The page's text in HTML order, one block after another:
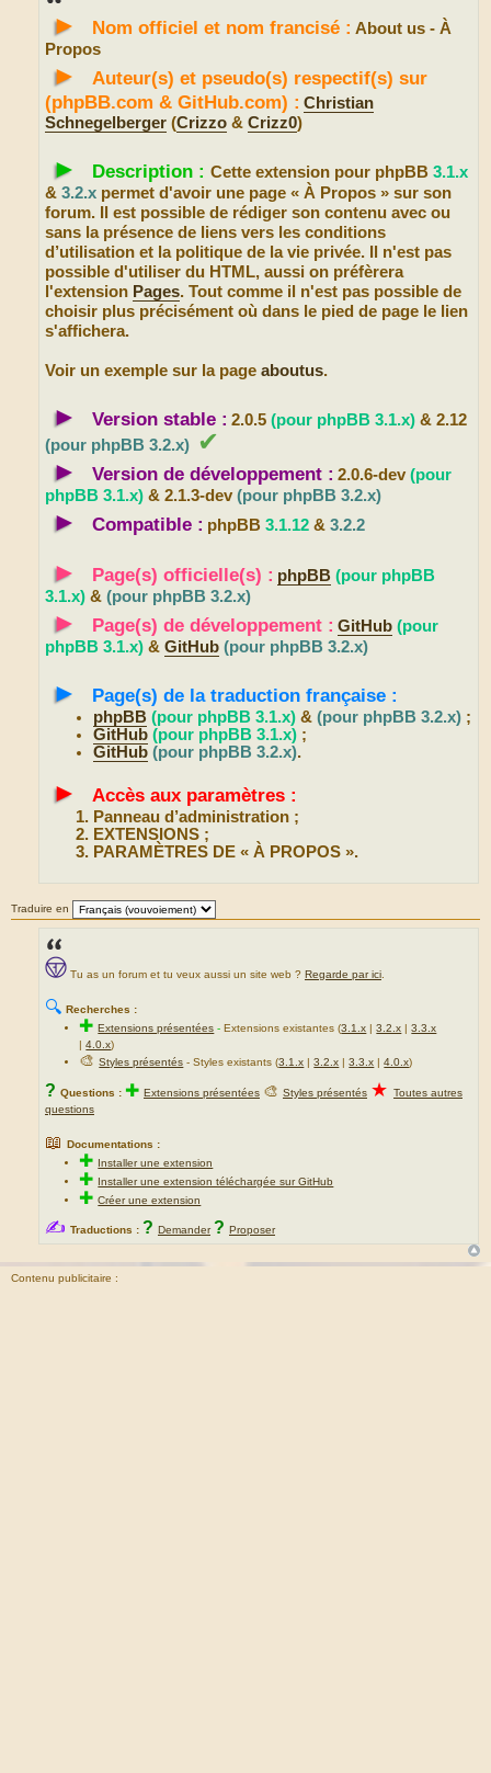
► Nom officiel et nom francisé : About us - À
Propos
►
Auteur(s) et pseudo(s) respectif(s) sur
(phpBB.com & GitHub.com) : Christian
Schnegelberger (Crizzo & Crizz0)
► Description : Cette extension pour phpBB 3.1.x
& 3.2.x permet d'avoir une page « À Propos » sur son
forum. Il est possible de rédiger son contenu avec ou
sans la présence de liens vers les conditions
d’utilisation et la politique de la vie privée. Il n'est pas
possible d'utiliser du HTML, aussi on préfèrera
l'extension Pages. Tout comme il n'est pas possible de
choisir plus précisément où dans le pied de page le lien
s'affichera.
Voir un exemple sur la page aboutus.
► Version stable : 2.0.5 (pour phpBB 3.1.x) & 2.12
(pour phpBB 3.2.x) ✔
►
Version de développement : 2.0.6-dev (pour
phpBB 3.1.x) & 2.1.3-dev (pour phpBB 3.2.x)
► Compatible : phpBB 3.1.12 & 3.2.2
► Page(s) officielle(s) : phpBB (pour phpBB
3.1.x) & (pour phpBB 3.2.x)
► Page(s) de développement : GitHub (pour
phpBB 3.1.x) & GitHub (pour phpBB 3.2.x)
► Page(s) de la traduction française :
phpBB (pour phpBB 3.1.x) &(pour phpBB 3.2.x) ;
GitHub (pour phpBB 3.1.x) ;
GitHub (pour phpBB 3.2.x).
► Accès aux paramètres :
Panneau d’administration ;
EXTENSIONS ;
PARAMÈTRES DE « À PROPOS ».
Traduire en
Tu as un forum et tu veux aussi un site web ? Regarde par ici.
🔍 Recherches :
✚Extensions présentées -Extensions existantes (3.1.x |3.2.x |3.3.x
|4.0.x)
🎨Styles présentés - Styles existants (3.1.x |3.2.x |3.3.x |4.0.x)
? Questions : ✚ Extensions présentées 🎨 Styles présentés ★ Toutes autres
questions
📖 Documentations :
✚ Installer une extension
✚ Installer une extension téléchargée sur GitHub
✚Créer une extension
✍ Traductions : ? Demander ? Proposer
Contenu publicitaire :